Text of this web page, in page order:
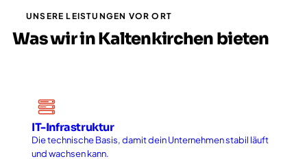
UNSERE LEISTUNGEN VOR ORT
Was wir in Kaltenkirchen bieten
IT-Infrastruktur
Die technische Basis, damit dein Unternehmen stabil läuft
und wachsen kann.